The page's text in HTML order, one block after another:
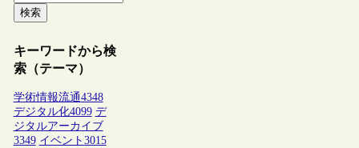
検索
キーワードから検
索（テーマ）
学術情報流通4348
デジタル化4099 デ
ジタルアーカイブ
3349 イベント 3015